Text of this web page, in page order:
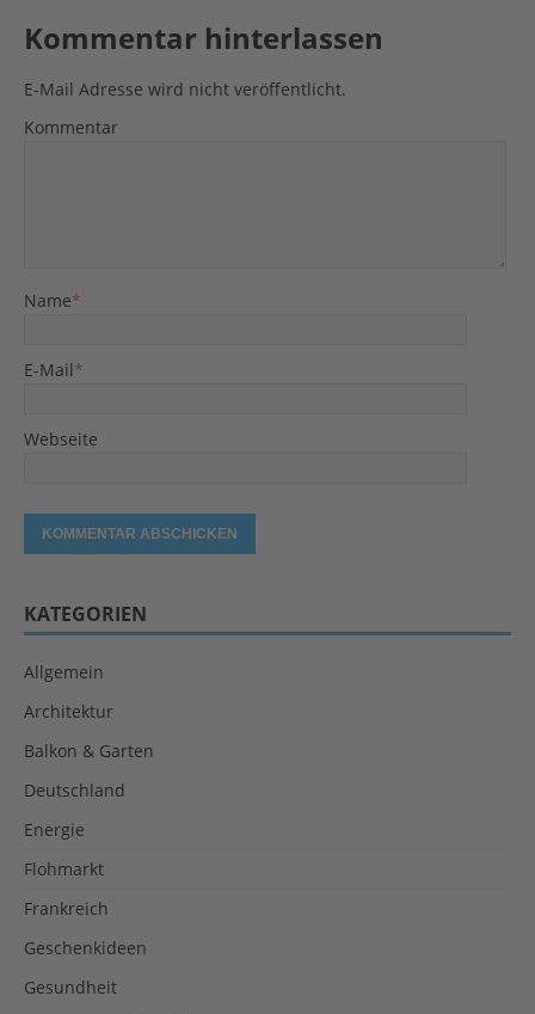
Kommentar hinterlassen
E-Mail Adresse wird nicht veröffentlicht.
Kommentar
Name*
E-Mail*
Webseite
KATEGORIEN
Allgemein
Architektur
Balkon & Garten
Deutschland
Energie
Flohmarkt
Frankreich
Geschenkideen
Gesundheit